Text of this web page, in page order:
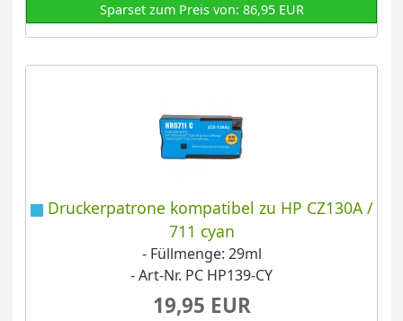
Sparset zum Preis von: 86,95 EUR
Druckerpatrone kompatibel zu HP CZ130A /
711 cyan
- Füllmenge: 29ml
- Art-Nr. PC HP139-CY
19,95 EUR